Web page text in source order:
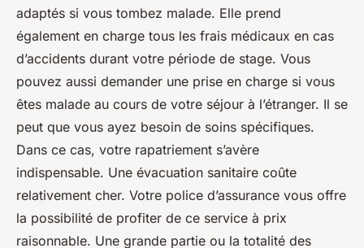
adaptés si vous tombez malade. Elle prend
également en charge tous les frais médicaux en cas
d’accidents durant votre période de stage. Vous
pouvez aussi demander une prise en charge si vous
êtes malade au cours de votre séjour à l’étranger. Il se
peut que vous ayez besoin de soins spécifiques.
Dans ce cas, votre rapatriement s’avère
indispensable. Une évacuation sanitaire coûte
relativement cher. Votre police d’assurance vous offre
la possibilité de profiter de ce service à prix
raisonnable. Une grande partie ou la totalité des